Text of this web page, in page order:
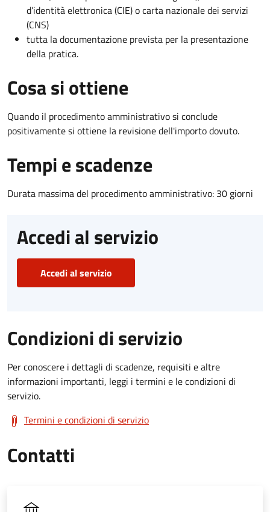
d’identità elettronica (CIE) o carta nazionale dei servizi
(CNS)
tutta la documentazione prevista per la presentazione
della pratica.
Cosa si ottiene
Quando il procedimento amministrativo si conclude
positivamente si ottiene la revisione dell'importo dovuto.
Tempi e scadenze
Durata massima del procedimento amministrativo: 30 giorni
Accedi al servizio
Accedi al servizio
Condizioni di servizio
Per conoscere i dettagli di scadenze, requisiti e altre
informazioni importanti, leggi i termini e le condizioni di
servizio.
Termini e condizioni di servizio
Contatti